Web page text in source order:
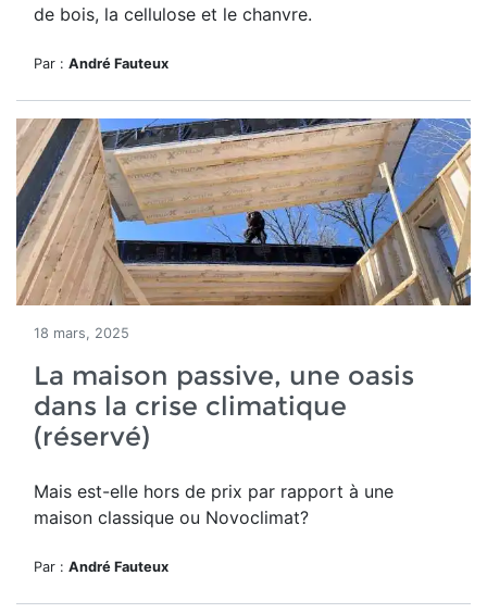
de bois, la cellulose et le chanvre.
Par : André Fauteux
18 mars, 2025
La maison passive, une oasis
dans la crise climatique
(réservé)
Mais est-elle hors de prix par rapport à une
maison classique ou Novoclimat?
Par : André Fauteux